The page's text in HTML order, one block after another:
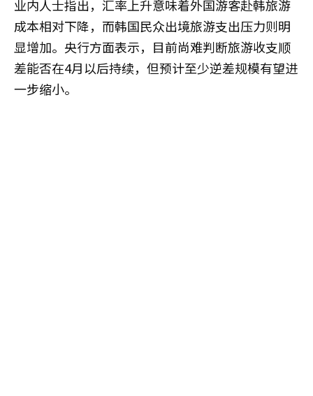
业内人士指出，汇率上升意味着外国游客赴韩旅游
成本相对下降，而韩国民众出境旅游支出压力则明
显增加。央行方面表示，目前尚难判断旅游收支顺
差能否在4月以后持续，但预计至少逆差规模有望进
一步缩小。